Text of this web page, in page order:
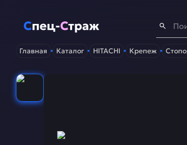
Спец-Страж - Запчасти для спецтехники
Главная Каталог HITACHI Крепеж